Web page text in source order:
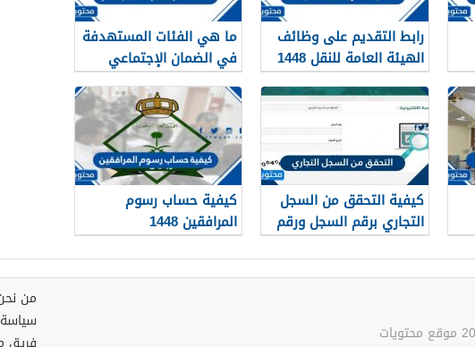
رابط التقديم على وظائف
الهيئة العامة للنقل 1448
في الرياض
ما هي الفئات المستهدفة
في الضمان الإجتماعي
الجديد 1448
كيفية التحقق من السجل
التجاري برقم السجل ورقم
الهوية 1448
كيفية حساب رسوم
المرافقين 1448
من